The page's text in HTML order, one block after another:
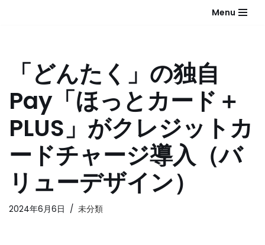
へ
キ
プ
Menu
「どんたく」の独自
Pay「ほっとカード＋
PLUS」がクレジットカ
ードチャージ導入（バ
リューデザイン）
2024年6月6日 未分類